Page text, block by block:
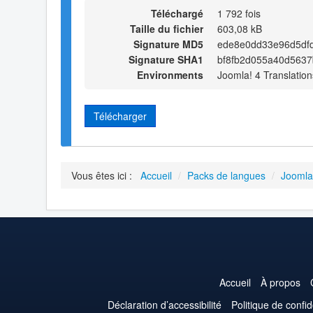
Téléchargé
1 792 fois
Taille du fichier
603,08 kB
Signature MD5
Signature SHA1
Environments
Joomla! 4
Télécharger
Vous êtes ici : Accueil / Packs de langues /
Accueil À propos
Déclaration d’accessibilité
Politique de